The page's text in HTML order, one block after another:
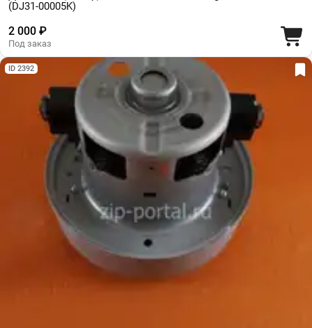
(DJ31-00005K)
2 000 ₽
Под заказ
ID 2392